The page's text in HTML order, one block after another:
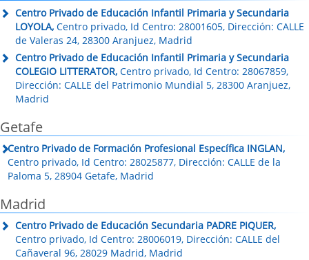
Centro Privado de Educación Infantil Primaria y Secundaria
LOYOLA, Centro privado, Id Centro: 28001605, Dirección: CALLE
de Valeras 24, 28300 Aranjuez, Madrid
Centro Privado de Educación Infantil Primaria y Secundaria
COLEGIO LITTERATOR, Centro privado, Id Centro: 28067859,
Dirección: CALLE del Patrimonio Mundial 5, 28300 Aranjuez,
Madrid
Getafe
Centro Privado de Formación Profesional Específica INGLAN,
Centro privado, Id Centro: 28025877, Dirección: CALLE de la
Paloma 5, 28904 Getafe, Madrid
Madrid
Centro Privado de Educación Secundaria PADRE PIQUER,
Centro privado, Id Centro: 28006019, Dirección: CALLE del
Cañaveral 96, 28029 Madrid, Madrid